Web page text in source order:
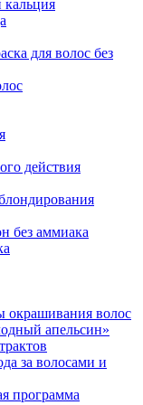
для волос без
действия
без аммиака
окрашивания волос
апельсин»
за волосами и
программа